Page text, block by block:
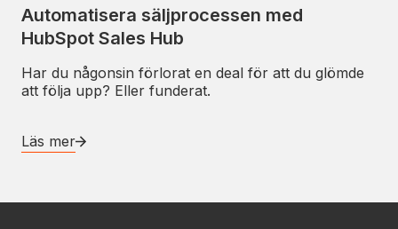
Automatisera säljprocessen med
HubSpot Sales Hub
Har du någonsin förlorat en deal för att du glömde
att följa upp? Eller funderat.
Läs mer